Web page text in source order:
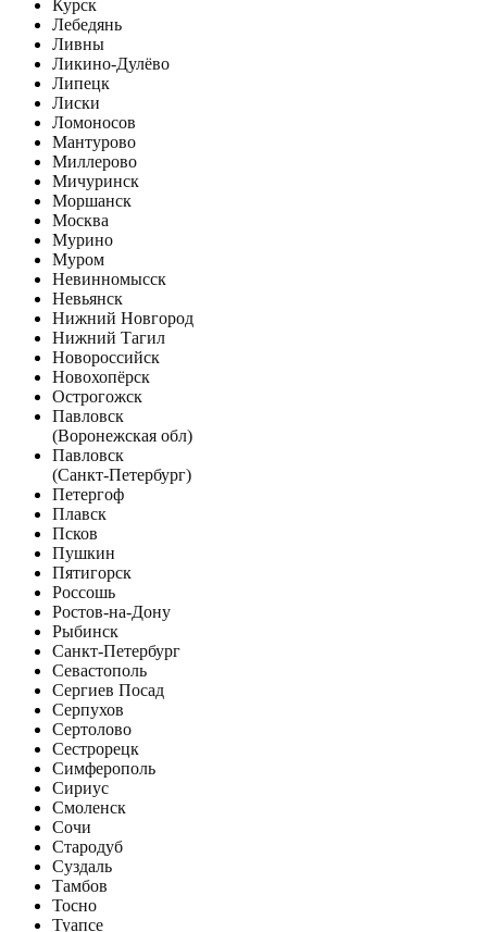
Курск
Лебедянь
Ливны
Ликино-Дулёво
Липецк
Лиски
Ломоносов
Мантурово
Миллерово
Мичуринск
Моршанск
Москва
Мурино
Муром
Невинномысск
Невьянск
Нижний Новгород
Нижний Тагил
Новороссийск
Новохопёрск
Острогожск
Павловск
(Воронежская обл)
Павловск
(Санкт-Петербург)
Петергоф
Плавск
Псков
Пушкин
Пятигорск
Россошь
Ростов-на-Дону
Рыбинск
Санкт-Петербург
Севастополь
Сергиев Посад
Серпухов
Сертолово
Сестрорецк
Симферополь
Сириус
Смоленск
Сочи
Стародуб
Суздаль
Тамбов
Тосно
Туапсе